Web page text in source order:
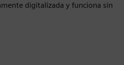
digitalizada y funciona sin